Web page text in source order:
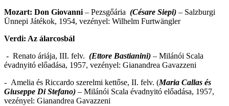
Mozart: Don Giovanni– Pezsgőária (Césare Siepi) – Salzburgi
Ünnepi Játékok, 1954, vezényel: Wilhelm Furtwängler
Verdi: Az álarcosbál
- Renato áriája, III. felv. (Ettore Bastianini) – Milánói Scala
évadnyitó előadása, 1957, vezényel: Gianandrea Gavazzeni
- Amelia és Riccardo szerelmi kettőse, II. felv. (Maria Callas és
Giuseppe Di Stefano) – Milánói Scala évadnyitó előadása, 1957,
vezényel: Gianandrea Gavazzeni